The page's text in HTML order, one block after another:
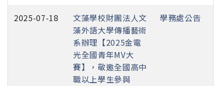
2025-07-18
文藻學校財團法人文
藻外語大學傳播藝術
系辦理【2025金電
光全國青年MV大
賽】，敬邀全國高中
職以上學生參與
學務處公告